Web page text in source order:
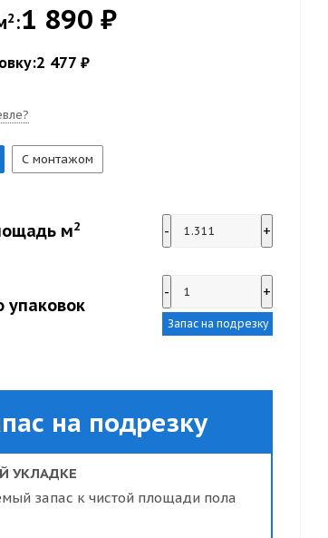
2 :1 890 ₽
2 477 ₽
С монтажом
м2 - +
упаковок
- +
Запас на подрезку
на подрезку
УКЛАДКЕ
запас к чистой площади пола